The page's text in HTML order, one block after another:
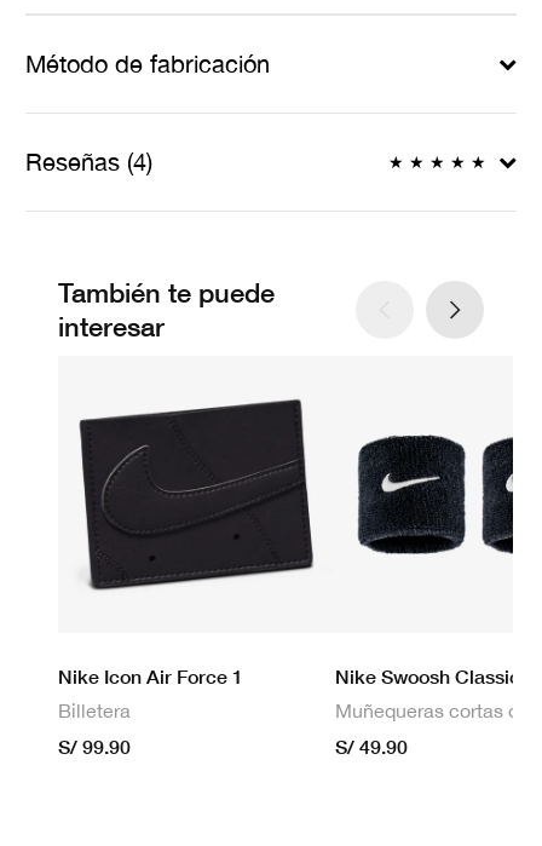
Método de fabricación
Reseñas (4) ★ ★ ★ ★ ★
También te puede
interesar
Nike Icon Air Force 1
Billetera
S/ 99.90
Nike Swoosh Classic
S/ 49.90